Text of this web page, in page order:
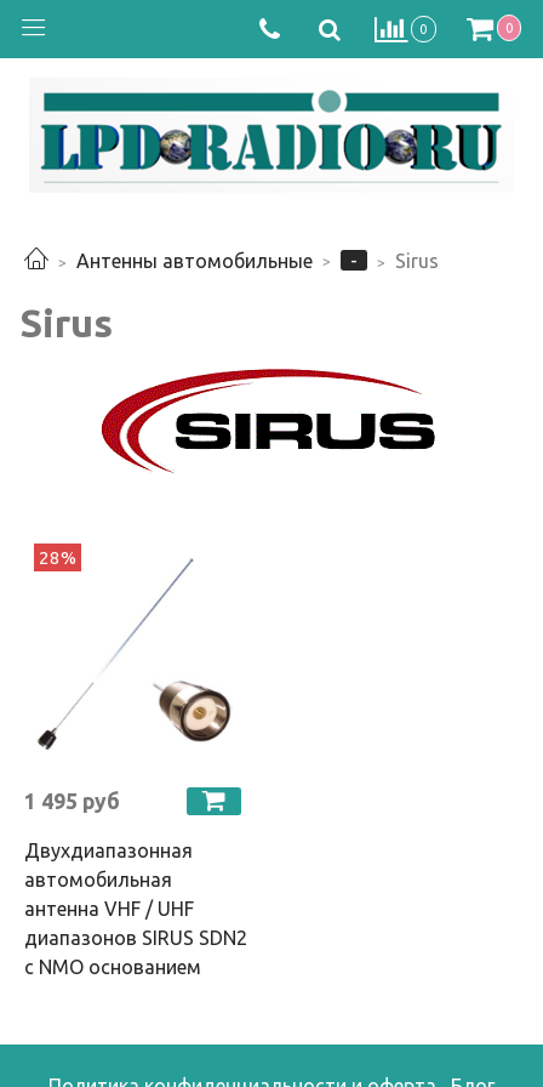
0 0
Антенны автомобильные - Sirus
Sirus
28%
1 495 руб
Двухдиапазонная
автомобильная
антенна VHF / UHF
диапазонов SIRUS SDN2
с NMO основанием